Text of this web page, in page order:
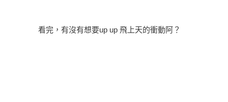
看完，有沒有想要up up 飛上天的衝動阿？